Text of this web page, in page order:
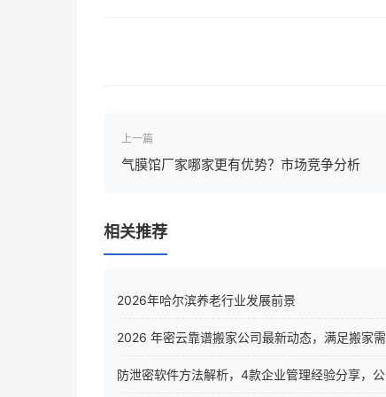
上一篇
气膜馆厂家哪家更有优势？市场竞争分析
相关推荐
2026年哈尔滨养老行业发展前景
2026 年密云靠谱搬家公司最新动态，满足搬家需
防泄密软件方法解析，4款企业管理经验分享，